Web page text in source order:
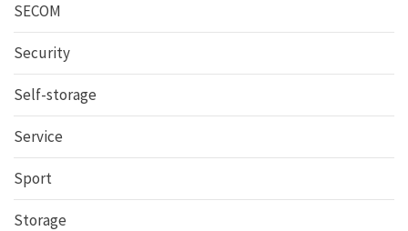
SECOM
Security
Self-storage
Service
Sport
Storage